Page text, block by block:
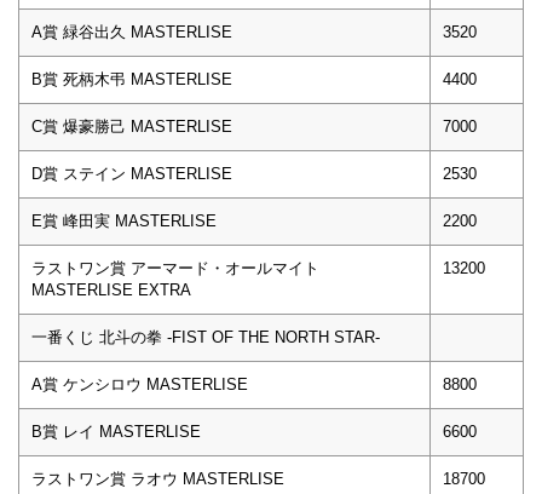
A賞 緑谷出久 MASTERLISE 3520
B賞 死柄木弔 MASTERLISE 4400
C賞 爆豪勝己 MASTERLISE 7000
D賞 ステイン MASTERLISE 2530
E賞 峰田実 MASTERLISE 2200
ラストワン賞 アーマード・オールマイト
MASTERLISE EXTRA
13200
一番くじ 北斗の拳 -FIST OF THE NORTH STAR-
A賞 ケンシロウ MASTERLISE 8800
B賞 レイ MASTERLISE 6600
ラストワン賞 ラオウ MASTERLISE 18700